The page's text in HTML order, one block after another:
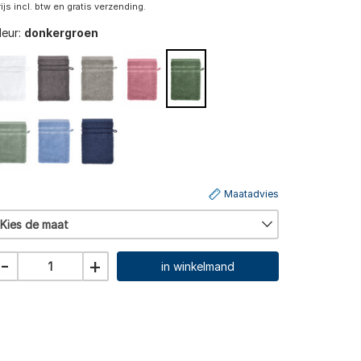
incl. btw en gratis verzending.
donkergroen
Kies de maat
Maatadvies
- + in winkelmand